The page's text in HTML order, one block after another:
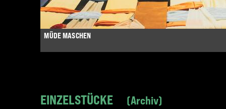
MÜDE MASCHEN
EINZELSTÜCKE Archiv